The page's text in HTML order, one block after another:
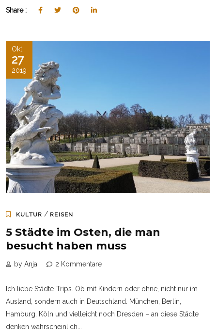
Share :
Okt.
27
2019
KULTUR / REISEN
5 Städte im Osten, die man
besucht haben muss
by Anja 2 Kommentare
Ich liebe Städte-Trips. Ob mit Kindern oder ohne, nicht nur im
Ausland, sondern auch in Deutschland. München, Berlin,
Hamburg, Köln und vielleicht noch Dresden – an diese Städte
denken wahrscheinlich...